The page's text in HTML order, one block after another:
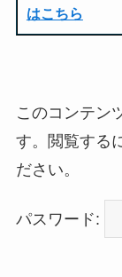
はこちら
このコンテン
す。閲覧する
ださい。
パスワード: